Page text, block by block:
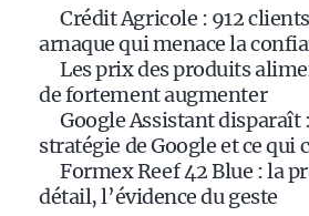
Crédit Agricole : 912
arnaque qui menace la
Les prix des produits
de fortement augmenter
Google Assistant disparaît
stratégie de Google et ce qui
Formex Reef 42 Blue : la
détail, l’évidence du geste